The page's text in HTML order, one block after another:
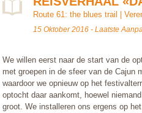
Route 61: the blues trail
15 Oktober 2016 - Laatste
We willen eerst naar de start van de
met groepen in de sfeer van de Cajun
waardoor we opnieuw op het
optocht daar aankomt, hoewel
groot. We installeren ons ergens op